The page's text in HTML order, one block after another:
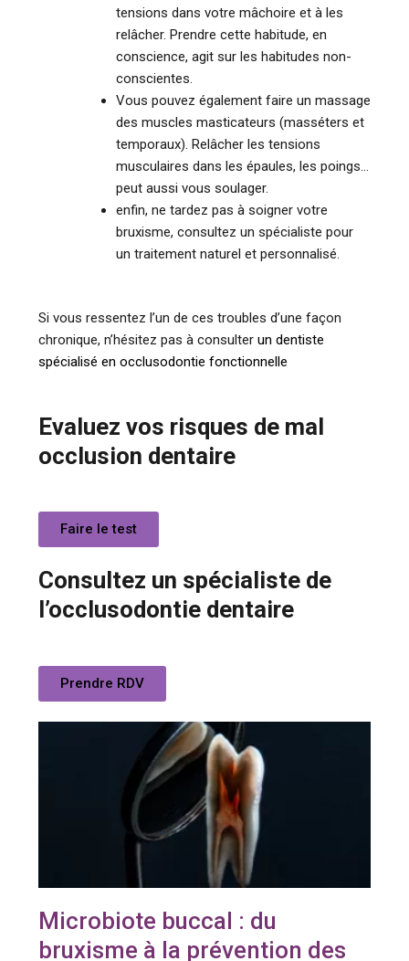
tensions dans votre mâchoire et à les
relâcher. Prendre cette habitude, en
conscience, agit sur les habitudes non-
conscientes.
Vous pouvez également faire un massage
des muscles masticateurs (masséters et
temporaux). Relâcher les tensions
musculaires dans les épaules, les poings…
peut aussi vous soulager.
enfin, ne tardez pas à soigner votre
bruxisme, consultez un spécialiste pour
un traitement naturel et personnalisé.
Si vous ressentez l’un de ces troubles d’une façon
chronique, n’hésitez pas à consulter un dentiste
spécialisé en occlusodontie fonctionnelle
Evaluez vos risques de mal
occlusion dentaire
Faire le test
Consultez un spécialiste de
l’occlusodontie dentaire
Prendre RDV
Microbiote buccal : du
bruxisme à la prévention des